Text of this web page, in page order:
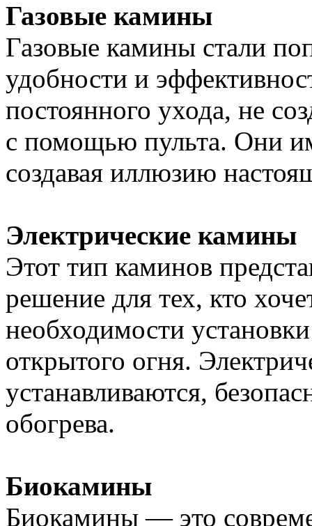
Газовые камины
Газовые камины стали
удобности и
постоянного ухода, не
с помощью пульта. Они
создавая иллюзию
Электрические камины
Этот тип каминов
решение для тех, кто
необходимости
открытого огня.
устанавливаются,
обогрева.
Биокамины
Биокамины — это